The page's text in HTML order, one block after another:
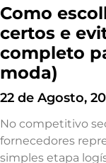
Como
certos e
completo
moda)
22 de Agosto,
No competitivo
fornecedores
simples etapa